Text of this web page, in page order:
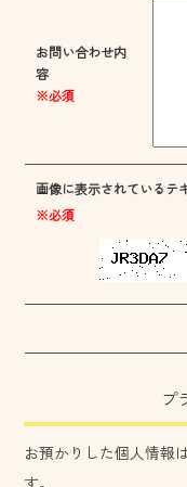
お問い合わせ内
容
※必須
画像に表示されているテ
※必須
プ
お預かりした個人情報